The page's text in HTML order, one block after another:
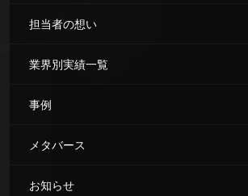
担当者の想い
業界別実績一覧
事例
メタバース
お知らせ